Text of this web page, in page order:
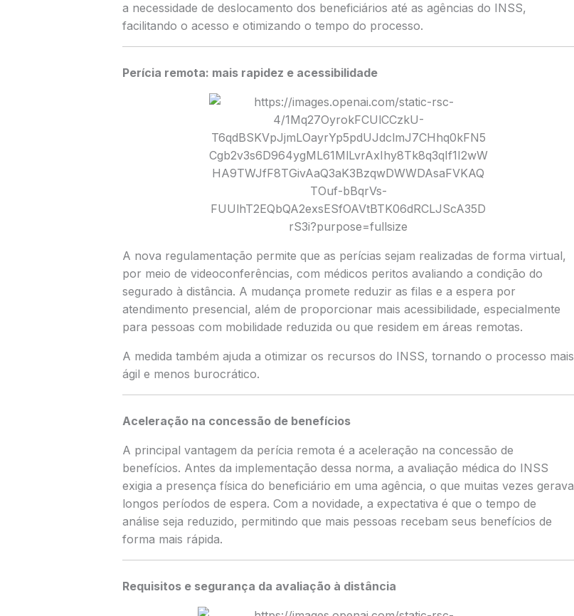
a necessidade de deslocamento dos beneficiários até as agências do INSS,
facilitando o acesso e otimizando o tempo do processo.
Perícia remota: mais rapidez e acessibilidade
A nova regulamentação permite que as perícias sejam realizadas de forma virtual,
por meio de videoconferências, com médicos peritos avaliando a condição do
segurado à distância. A mudança promete reduzir as filas e a espera por
atendimento presencial, além de proporcionar mais acessibilidade, especialmente
para pessoas com mobilidade reduzida ou que residem em áreas remotas.
A medida também ajuda a otimizar os recursos do INSS, tornando o processo mais
ágil e menos burocrático.
Aceleração na concessão de benefícios
A principal vantagem da perícia remota é a aceleração na concessão de
benefícios. Antes da implementação dessa norma, a avaliação médica do INSS
exigia a presença física do beneficiário em uma agência, o que muitas vezes gerava
longos períodos de espera. Com a novidade, a expectativa é que o tempo de
análise seja reduzido, permitindo que mais pessoas recebam seus benefícios de
forma mais rápida.
Requisitos e segurança da avaliação à distância